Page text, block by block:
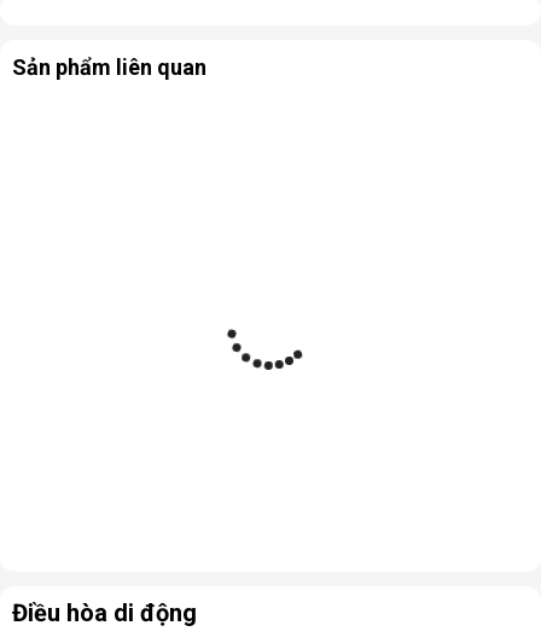
Sản phẩm liên quan
Điều hòa di động